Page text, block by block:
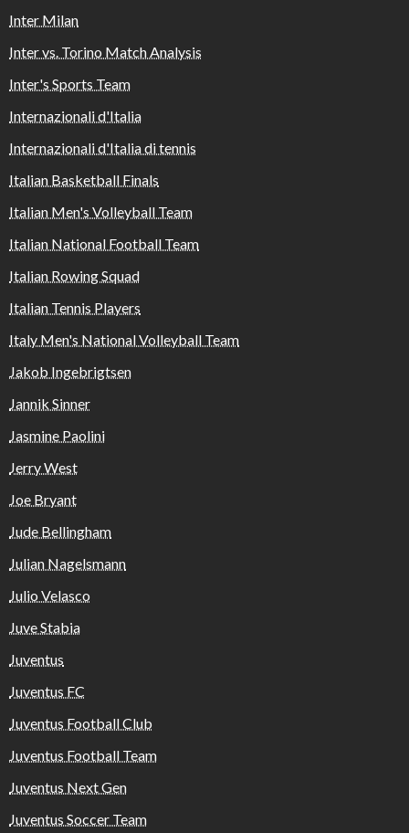
Inter Milan
Inter vs. Torino Match Analysis
Inter's Sports Team
Internazionali d'Italia
Internazionali d'Italia di tennis
Italian Basketball Finals
Italian Men's Volleyball Team
Italian National Football Team
Italian Rowing Squad
Italian Tennis Players
Italy Men's National Volleyball Team
Jakob Ingebrigtsen
Jannik Sinner
Jasmine Paolini
Jerry West
Joe Bryant
Jude Bellingham
Julian Nagelsmann
Julio Velasco
Juve Stabia
Juventus
Juventus FC
Juventus Football Club
Juventus Football Team
Juventus Next Gen
Juventus Soccer Team